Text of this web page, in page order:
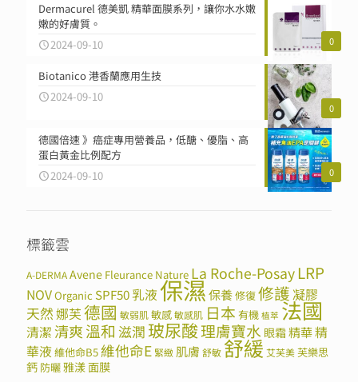
0
Dermacurel 德美凱 精華面膜系列，讓你水水嫩
嫩的好膚質。
2024-09-10
0
Biotanico 港香蘭應用生技
2024-09-10
0
德國倍速 》癌症專用營養品，低醣、優脂、高
蛋白黃金比例配方
2024-09-10
標籤雲
A-DERMAAvene Fleurance Nature La Roche-PosayLRP
NOVOrganic SPF50乳液保濕保養修復修護凝膠
天然娜芙德國 敏弱肌敏感敏感肌 日本 有機 植萃 法國
清潔清爽溫和 滋潤 玻尿酸理膚寶水 眼霜精華精
華液維他命B5 維他命E 緊緻 肌膚 舒敏 舒緩 艾芙美芙樂思
鈣 防曬雅漾面膜